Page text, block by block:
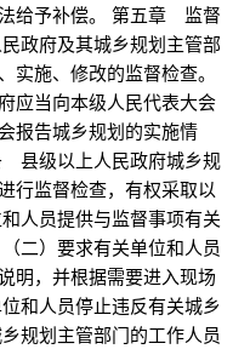
给予补偿。 第五章 监督
府及其城乡规划主管部
实施、修改的监督检查。
当向本级人民代表大会
报告城乡规划的实施情
级以上人民政府城乡规
行监督检查，有权采取以
员提供与监督事项有关
）要求有关单位和人员
明，并根据需要进入现场
人员停止违反有关城乡
划主管部门的工作人员